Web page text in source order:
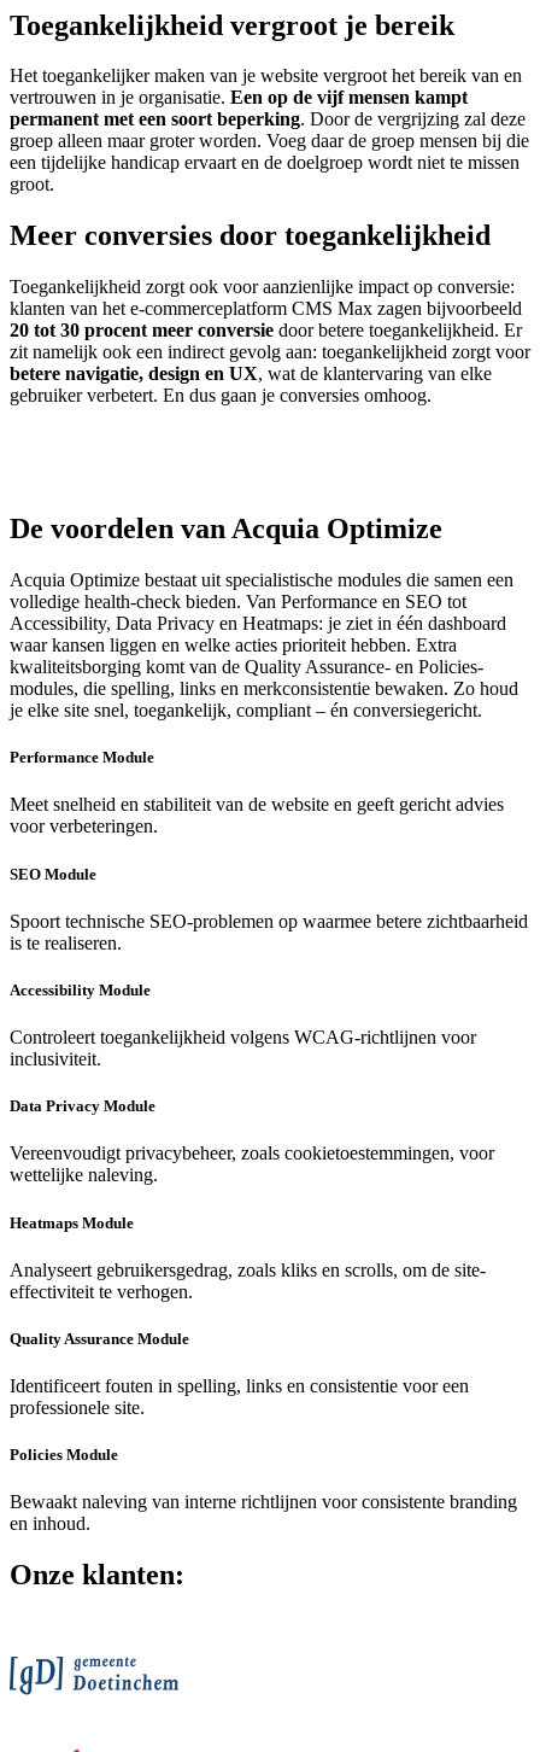
Toegankelijkheid vergroot je bereik
Het toegankelijker maken van je website vergroot het bereik van en
vertrouwen in je organisatie. Een op de vijf mensen kampt
permanent met een soort beperking. Door de vergrijzing zal deze
groep alleen maar groter worden. Voeg daar de groep mensen bij die
een tijdelijke handicap ervaart en de doelgroep wordt niet te missen
groot.
Meer conversies door toegankelijkheid
Toegankelijkheid zorgt ook voor aanzienlijke impact op conversie:
klanten van het e-commerceplatform CMS Max zagen bijvoorbeeld
20 tot 30 procent meer conversie door betere toegankelijkheid. Er
zit namelijk ook een indirect gevolg aan: toegankelijkheid zorgt voor
betere navigatie, design en UX, wat de klantervaring van elke
gebruiker verbetert. En dus gaan je conversies omhoog.
De voordelen van Acquia Optimize
Acquia Optimize bestaat uit specialistische modules die samen een
volledige health-check bieden. Van Performance en SEO tot
Accessibility, Data Privacy en Heatmaps: je ziet in één dashboard
waar kansen liggen en welke acties prioriteit hebben. Extra
kwaliteitsborging komt van de Quality Assurance- en Policies-
modules, die spelling, links en merkconsistentie bewaken. Zo houd
je elke site snel, toegankelijk, compliant – én conversiegericht.
Performance Module
Meet snelheid en stabiliteit van de website en geeft gericht advies
voor verbeteringen.
SEO Module
Spoort technische SEO-problemen op waarmee betere zichtbaarheid
is te realiseren.
Accessibility Module
Controleert toegankelijkheid volgens WCAG-richtlijnen voor
inclusiviteit.
Data Privacy Module
Vereenvoudigt privacybeheer, zoals cookietoestemmingen, voor
wettelijke naleving.
Heatmaps Module
Analyseert gebruikersgedrag, zoals kliks en scrolls, om de site-
effectiviteit te verhogen.
Quality Assurance Module
Identificeert fouten in spelling, links en consistentie voor een
professionele site.
Policies Module
Bewaakt naleving van interne richtlijnen voor consistente branding
en inhoud.
Onze klanten: